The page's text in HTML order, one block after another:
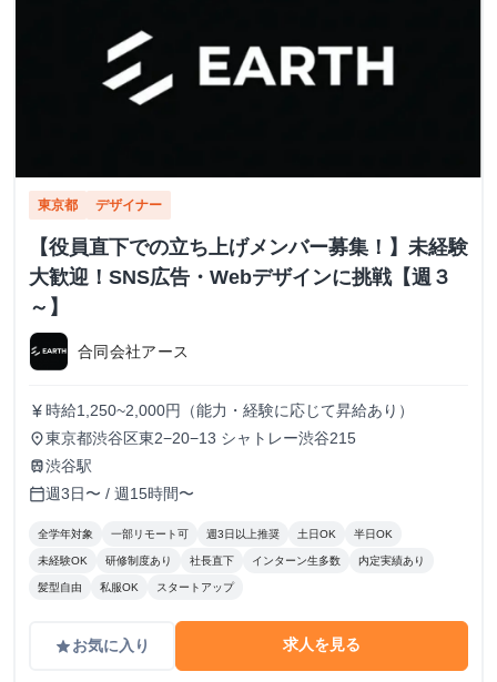
東京都 デザイナー
【役員直下での立ち上げメンバー募集！】未経験
大歓迎！SNS広告・Webデザインに挑戦【週３
～】
合同会社アース
currency_yen 時給1,250~2,000円（能力・経験に応じて昇給あり）
place東京都渋谷区東2−20−13 シャトレー渋谷215
train渋谷駅
calendar_today週3日〜 / 週15時間〜
全学年対象 一部リモート可 週3日以上推奨 土日OK 半日OK
未経験OK 研修制度あり 社長直下 インターン生多数 内定実績あり
髪型自由 私服OK スタートアップ
gradeお気に入り 求人を見る